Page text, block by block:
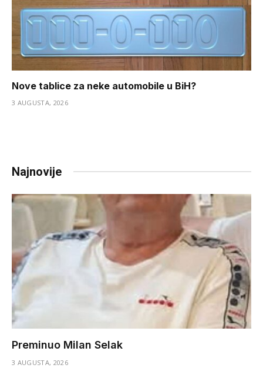
Nove tablice za neke automobile u BiH?
3 AUGUSTA, 2026
Najnovije
Preminuo Milan Selak
3 AUGUSTA, 2026